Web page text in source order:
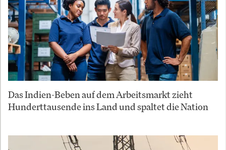
Das Indien-Beben auf dem Arbeitsmarkt zieht
Hunderttausende ins Land und spaltet die Nation